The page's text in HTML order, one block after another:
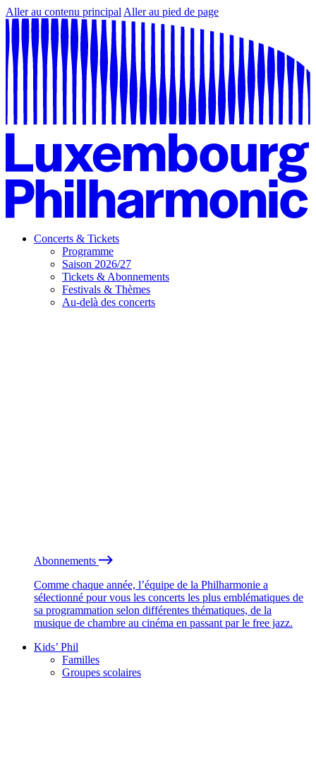
Aller au contenu principal Aller au pied de page
Concerts & Tickets
Programme
Saison 2026/27
Tickets & Abonnements
Festivals & Thèmes
Au-delà des concerts
Abonnements
Comme chaque année, l’équipe de la Philharmonie a
sélectionné pour vous les concerts les plus emblématiques de
sa programmation selon différentes thématiques, de la
musique de chambre au cinéma en passant par le free jazz.
Kids’ Phil
Familles
Groupes scolaires